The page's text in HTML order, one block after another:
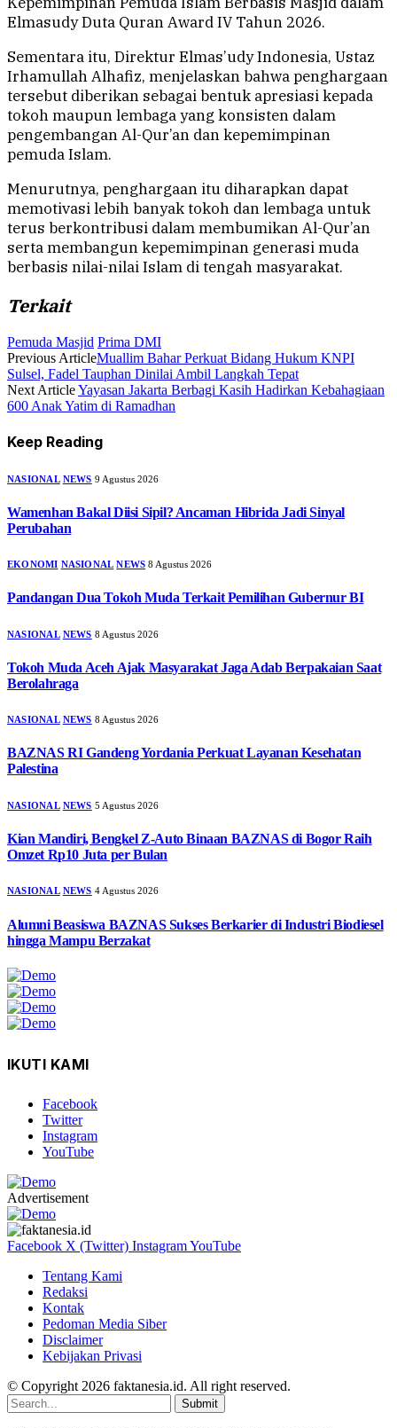
Elmasudy Duta Quran Award IV Tahun 2026.
Sementara itu, Direktur Elmas’udy Indonesia, Ustaz
Irhamullah Alhafiz, menjelaskan bahwa penghargaan
tersebut diberikan sebagai bentuk apresiasi kepada
tokoh maupun lembaga yang konsisten dalam
pengembangan Al-Qur’an dan kepemimpinan
pemuda Islam.
Menurutnya, penghargaan itu diharapkan dapat
memotivasi lebih banyak tokoh dan lembaga untuk
terus berkontribusi dalam membumikan Al-Qur’an
serta membangun kepemimpinan generasi muda
berbasis nilai-nilai Islam di tengah masyarakat.
Terkait
Pemuda Masjid Prima DMI
Previous ArticleMuallim Bahar Perkuat Bidang Hukum KNPI
Sulsel, Fadel Tauphan Dinilai Ambil Langkah Tepat
Next ArticleYayasan Jakarta Berbagi Kasih Hadirkan Kebahagiaan
600 Anak Yatim di Ramadhan
Keep Reading
NASIONAL NEWS 9 Agustus 2026
Wamenhan Bakal Diisi Sipil? Ancaman Hibrida Jadi Sinyal
Perubahan
EKONOMI NASIONAL NEWS 8 Agustus 2026
Pandangan Dua Tokoh Muda Terkait Pemilihan Gubernur BI
NASIONAL NEWS 8 Agustus 2026
Tokoh Muda Aceh Ajak Masyarakat Jaga Adab Berpakaian Saat
Berolahraga
NASIONAL NEWS 8 Agustus 2026
BAZNAS RI Gandeng Yordania Perkuat Layanan Kesehatan
Palestina
NASIONAL NEWS 5 Agustus 2026
Kian Mandiri, Bengkel Z-Auto Binaan BAZNAS di Bogor Raih
Omzet Rp10 Juta per Bulan
NASIONAL NEWS 4 Agustus 2026
Alumni Beasiswa BAZNAS Sukses Berkarier di Industri Biodiesel
hingga Mampu Berzakat
IKUTI KAMI
Facebook
Twitter
Instagram
YouTube
Advertisement
Facebook X (Twitter) InstagramYouTube
Tentang Kami
Redaksi
Kontak
Pedoman Media Siber
Disclaimer
Kebijakan Privasi
© Copyright 2026 faktanesia.id. All right reserved.
Submit